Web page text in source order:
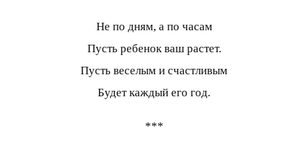
Не по дням, а по часам
Пусть ребенок ваш растет.
Пусть веселым и счастливым
Будет каждый его год.
***